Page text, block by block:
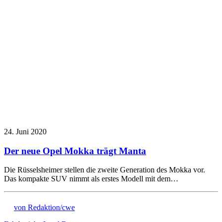
24. Juni 2020
Der neue Opel Mokka trägt Manta
Die Rüsselsheimer stellen die zweite Generation des Mokka vor.
Das kompakte SUV nimmt als erstes Modell mit dem…
von Redaktion/cwe